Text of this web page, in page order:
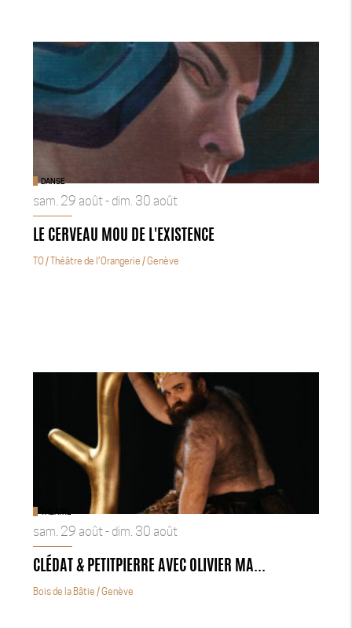
DANSE
sam. 29 août - dim. 30 août
LE CERVEAU MOU DE L'EXISTENCE
TO / Théâtre de l’Orangerie / Genève
sam. 29 août - dim. 30 août
CLÉDAT & PETITPIERRE AVEC OLIVIER MA...
Bois de la Bâtie / Genève